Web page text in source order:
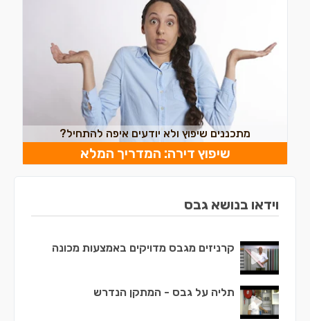
מתכננים שיפוץ ולא יודעים איפה להתחיל?
שיפוץ דירה: המדריך המלא
וידאו בנושא גבס
קרניזים מגבס מדויקים באמצעות מכונה
תליה על גבס - המתקן הנדרש